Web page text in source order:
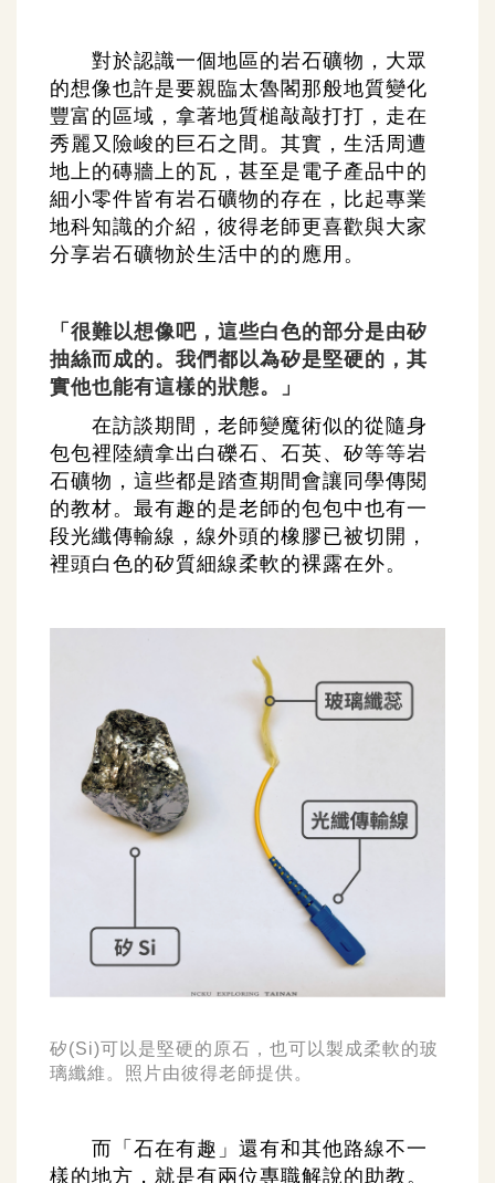
對於認識一個地區的岩石礦物，大眾
的想像也許是要親臨太魯閣那般地質變化
豐富的區域，拿著地質槌敲敲打打，走在
秀麗又險峻的巨石之間。其實，生活周遭
地上的磚牆上的瓦，甚至是電子產品中的
細小零件皆有岩石礦物的存在，比起專業
地科知識的介紹，彼得老師更喜歡與大家
分享岩石礦物於生活中的的應用。
「很難以想像吧，這些白色的部分是由矽
抽絲而成的。我們都以為矽是堅硬的，其
實他也能有這樣的狀態。」
在訪談期間，老師變魔術似的從隨身
包包裡陸續拿出白礫石、石英、矽等等岩
石礦物，這些都是踏查期間會讓同學傳閱
的教材。最有趣的是老師的包包中也有一
段光纖傳輸線，線外頭的橡膠已被切開，
裡頭白色的矽質細線柔軟的裸露在外。
矽(Si)可以是堅硬的原石，也可以製成柔軟的玻
璃纖維。照片由彼得老師提供。
而「石在有趣」還有和其他路線不一
樣的地方，就是有兩位專職解說的助教。